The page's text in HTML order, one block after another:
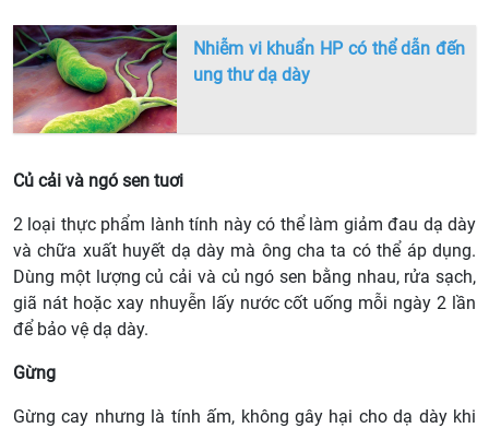
Nhiễm vi khuẩn HP có thể dẫn đến
ung thư dạ dày
Củ cải và ngó sen tuơi
2 loại thực phẩm lành tính này có thể làm giảm đau dạ dày
và chữa xuất huyết dạ dày mà ông cha ta có thể áp dụng.
Dùng một lượng củ cải và củ ngó sen bằng nhau, rửa sạch,
giã nát hoặc xay nhuyễn lấy nước cốt uống mỗi ngày 2 lần
để bảo vệ dạ dày.
Gừng
Gừng cay nhưng là tính ấm, không gây hại cho dạ dày khi